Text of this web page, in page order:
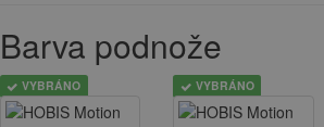
Barva podnože
VYBRÁNO VYBRÁNO